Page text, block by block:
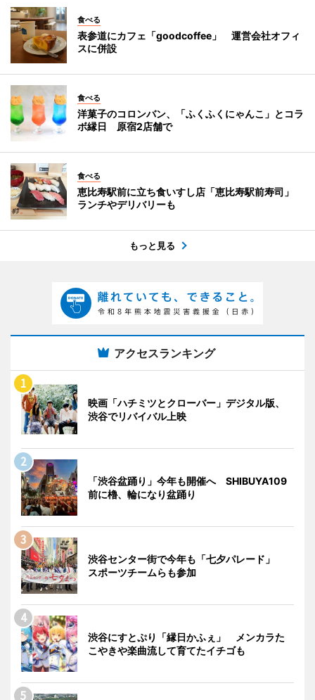
食べる
表参道にカフェ「goodcoffee」 運営会社オフィ
スに併設
食べる
洋菓子のコロンバン、「ふくふくにゃんこ」とコラ
ボ縁日 原宿2店舗で
食べる
恵比寿駅前に立ち食いすし店「恵比寿駅前寿司」
ランチやデリバリーも
もっと見る
アクセスランキング
映画「ハチミツとクローバー」デジタル版、
渋谷でリバイバル上映
「渋谷盆踊り」今年も開催へ SHIBUYA109
前に櫓、輪になり盆踊り
渋谷センター街で今年も「七夕パレード」
スポーツチームらも参加
渋谷にすとぷり「縁日かふぇ」 メンカラた
こやきや楽曲流して育てたイチゴも